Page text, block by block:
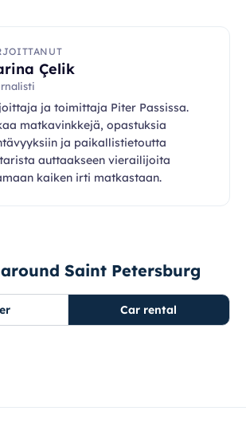
Çelik
ja toimittaja Piter Passissa.
matkavinkkejä, opastuksia
ja paikallistietoutta
auttaakseen vierailijoita
kaiken irti matkastaan.
Saint Petersburg
Car rental